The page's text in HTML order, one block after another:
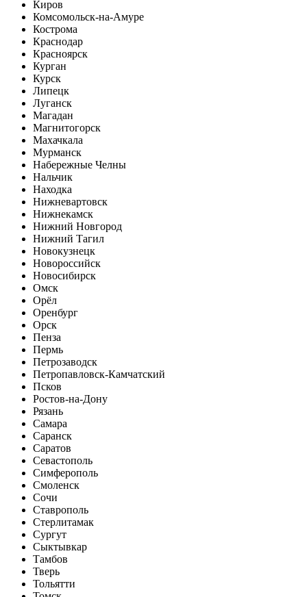
Киров
Комсомольск-на-Амуре
Кострома
Краснодар
Красноярск
Курган
Курск
Липецк
Луганск
Магадан
Магнитогорск
Махачкала
Мурманск
Набережные Челны
Нальчик
Находка
Нижневартовск
Нижнекамск
Нижний Новгород
Нижний Тагил
Новокузнецк
Новороссийск
Новосибирск
Омск
Орёл
Оренбург
Орск
Пенза
Пермь
Петрозаводск
Петропавловск-Камчатский
Псков
Ростов-на-Дону
Рязань
Самара
Саранск
Саратов
Севастополь
Симферополь
Смоленск
Сочи
Ставрополь
Стерлитамак
Сургут
Сыктывкар
Тамбов
Тверь
Тольятти